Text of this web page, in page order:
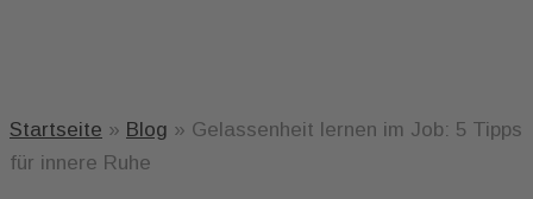
Startseite » Blog » Gelassenheit lernen im Job: 5 Tipps
für innere Ruhe